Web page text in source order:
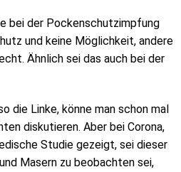
bei der Pockenschutzimpfung
und keine Möglichkeit, andere
Ähnlich sei das auch bei der
die Linke, könne man schon mal
diskutieren. Aber bei Corona,
Studie gezeigt, sei dieser
Masern zu beobachten sei,